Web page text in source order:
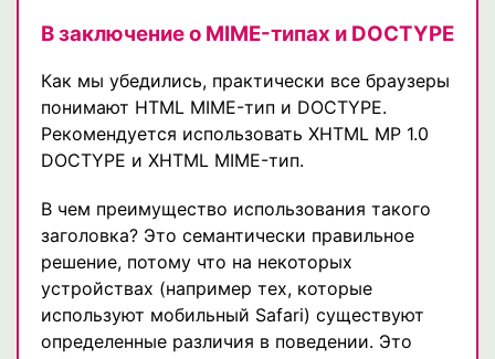
В заключение о MIME-типах и DOCTYPE
Как мы убедились, практически все браузеры
понимают HTML MIME-тип и DOCTYPE.
Рекомендуется использовать XHTML MP 1.0
DOCTYPE и XHTML MIME-тип.
В чем преимущество использования такого
заголовка? Это семантически правильное
решение, потому что на некоторых
устройствах (например тех, которые
используют мобильный Safari) существуют
определенные различия в поведении. Это